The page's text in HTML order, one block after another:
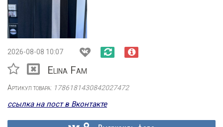
2026-08-08 10:07
Elina Fam
Артикул товара: 1786181430842027472
ссылка на пост в Вконтакте